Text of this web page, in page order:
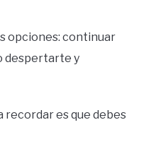
opciones: continuar
despertarte y
recordar es que debes